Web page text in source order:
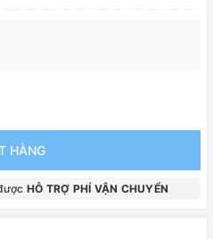
HÀNG
HỖ TRỢ PHÍ VẬN CHUYỂN